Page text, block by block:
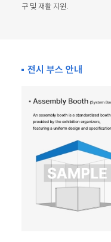
구 및 재활 지원.
전시 부스 안내